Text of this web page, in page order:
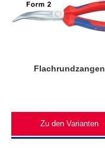
Flachrundzangen
Zu den Varianten